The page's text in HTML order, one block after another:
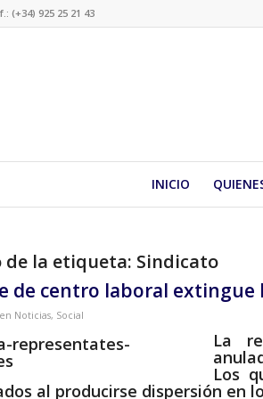
(+34) 925 25 21 43
INICIO
de la etiqueta: Sindicato
de centro laboral
en Noticias, Social
La
Los
al producirse dispersión en